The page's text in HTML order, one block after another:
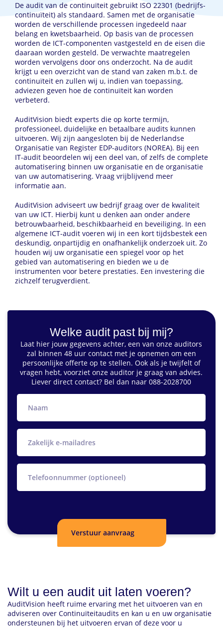
De audit van de continuïteit gebruikt ISO 22301 (bedrijfs-
continuïteit) als standaard. Samen met de organisatie
worden de verschillende processen ingedeeld naar
belang en kwetsbaarheid. Op basis van de processen
worden de ICT-componenten vastgesteld en de eisen die
daaraan worden gesteld. De verwachte maatregelen
worden vervolgens door ons onderzocht. Na de audit
krijgt u een overzicht van de stand van zaken m.b.t. de
continuïteit en zullen wij u, indien van toepassing,
adviezen geven hoe de continuïteit kan worden
verbeterd.
AuditVision biedt experts die op korte termijn,
professioneel, duidelijke en betaalbare audits kunnen
uitvoeren. Wij zijn aangesloten bij de Nederlandse
Organisatie van Register EDP-auditors (NOREA). Bij een
IT-audit beoordelen wij een deel van, of zelfs de complete
automatisering binnen uw organisatie en de organisatie
van uw automatisering. Vraag vrijblijvend meer
informatie aan.
AuditVision adviseert uw bedrijf graag over de kwaliteit
van uw ICT. Hierbij kunt u denken aan onder andere
betrouwbaarheid, beschikbaarheid en beveiliging. In een
algemene ICT-audit voeren wij in een kort tijdsbestek een
deskundig, onpartijdig en onafhankelijk onderzoek uit. Zo
houden wij uw organisatie een spiegel voor op het
gebied van automatisering en bieden we u de
instrumenten voor betere prestaties. Een investering die
zichzelf terugverdient.
Welke audit past bij mij?
Laat hier jouw gegevens achter, een van onze auditors
zal binnen 48 uur contact met je opnemen om een
persoonlijke offerte op te stellen. Ook als je twijfelt of
vragen hebt, voorziet onze auditor je graag van advies.
Liever direct contact? Bel dan naar 088-2028700
naam
e-
mail
telefoon
Wilt u een audit uit laten voeren?
AuditVision heeft ruime ervaring met het uitvoeren van en
adviseren over Continuïteitaudits en kan u en uw organisatie
ondersteunen bij het uitvoeren ervan of deze voor u